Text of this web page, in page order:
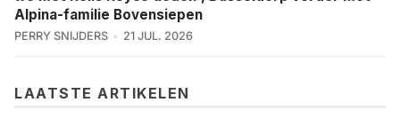
Alpina-familie Bovensiepen
PERRY SNIJDERS 21 JUL. 2026
LAATSTE ARTIKELEN